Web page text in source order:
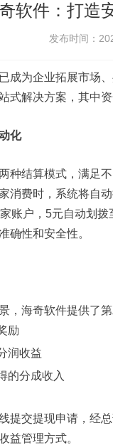
软件：打造
发布时间：
成为企业拓展市场
式解决方案，其中
化
种结算模式，满足
消费时，系统将自
账户，5元自动划
确性和安全性。
，海奇软件提供了
励
润收益
的分成收入
提交提现申请，经
益管理方式。